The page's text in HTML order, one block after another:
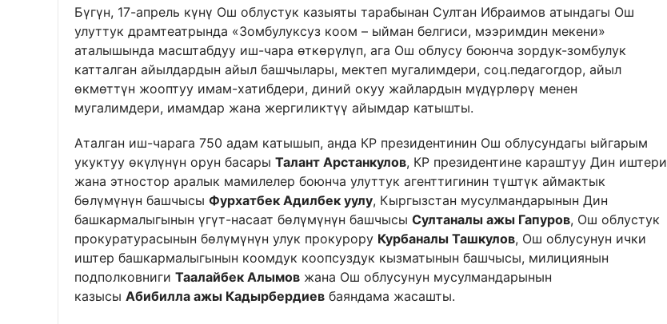
Бүгүн, 17-апрель күнү Ош облустук казыяты тарабынан Султан Ибраимов атындагы Ош
улуттук драмтеатрында «Зомбулуксуз коом – ыйман белгиси, мээримдин мекени»
аталышында масштабдуу иш-чара өткөрүлүп, ага Ош облусу боюнча зордук-зомбулук
катталган айылдардын айыл башчылары, мектеп мугалимдери, соц.педагогдор, айыл
өкмөттүн жооптуу имам-хатибдери, диний окуу жайлардын мүдүрлөрү менен
мугалимдери, имамдар жана жергиликтүү айымдар катышты.
Аталган иш-чарага 750 адам катышып, анда КР президентинин Ош облусундагы ыйгарым
укуктуу өкүлүнүн орун басары Талант Арстанкулов, КР президентине караштуу Дин иштери
жана этностор аралык мамилелер боюнча улуттук агенттигинин түштүк аймактык
бөлүмүнүн башчысы Фурхатбек Адилбек уулу, Кыргызстан мусулмандарынын Дин
башкармалыгынын үгүт-насаат бөлүмүнүн башчысы Султаналы ажы Гапуров, Ош облустук
прокуратурасынын бөлүмүнүн улук прокурору Курбаналы Ташкулов, Ош облусунун ички
иштер башкармалыгынын коомдук коопсуздук кызматынын башчысы, милициянын
подполковниги Таалайбек Алымов жана Ош облусунун мусулмандарынын
казысы Абибилла ажы Кадырбердиев баяндама жасашты.